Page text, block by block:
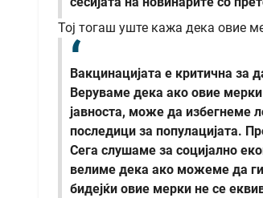
Тој тогаш уште кажа дека овие
Вакцинацијата е критична за
Веруваме дека ако овие
јавноста, може да избегнеме
последици за популацијата.
Сега слушаме за социјално
велиме дека ако можеме да
бидејќи овие мерки не се